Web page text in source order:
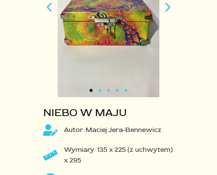
NIEBO W MAJU
Autor: Maciej Jera-Bennewicz
Wymiary: 135 x 225 (z uchwytem)
x 295